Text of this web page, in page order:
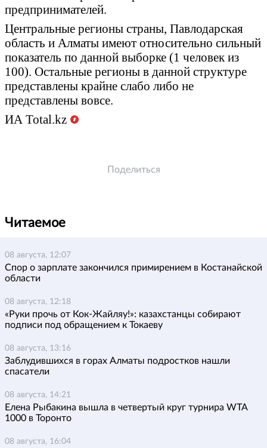
предпринимателей.
Центральные регионы страны, Павлодарская
область и Алматы имеют относительно сильный
показатель по данной выборке (1 человек из
100). Остальные регионы в данной структуре
представлены крайне слабо либо не
представлены вовсе.
ИА Total.kz
Поделиться
Читаемое
08 августа, 12:07
Спор о зарплате закончился примирением в Костанайской
области
08 августа, 12:18
«Руки прочь от Кок-Жайляу!»: казахстанцы собирают
подписи под обращением к Токаеву
08 августа, 13:16
Заблудившихся в горах Алматы подростков нашли
спасатели
08 августа, 14:21
Елена Рыбакина вышла в четвертый круг турнира WTA
1000 в Торонто
08 августа, 16:04